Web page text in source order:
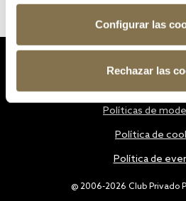
Configurar las
Rechazar las
@ 2006-2026 Club Privado
Políticas de
Política de
Política de